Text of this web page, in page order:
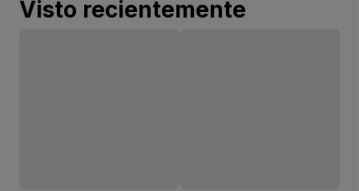
Visto recientemente